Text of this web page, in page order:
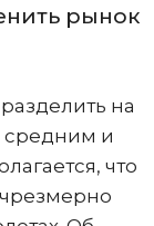
рынок
на
средним и
что